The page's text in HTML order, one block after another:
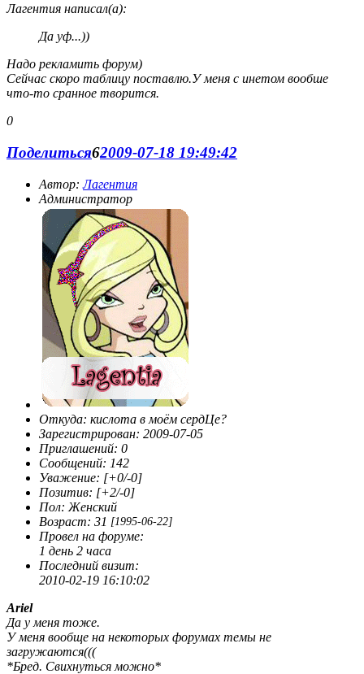
Лагентия написал(а):
Да уф...))
Надо рекламить форум)
Сейчас скоро таблицу поставлю.У меня с инетом вообше
что-то сранное творится.
0
Поделиться62009-07-18 19:49:42
Автор:Лагентия
Администратор
Откуда: кислота в моём сердЦе?
Зарегистрирован: 2009-07-05
Приглашений: 0
Сообщений: 142
Уважение: [+0/-0]
Позитив: [+2/-0]
Пол: Женский
Возраст: 31 [1995-06-22]
Провел на форуме:
1 день 2 часа
Последний визит:
2010-02-19 16:10:02
Ariel
Да у меня тоже.
У меня вообще на некоторых форумах темы не
загружаются(((
*Бред. Свихнуться можно*